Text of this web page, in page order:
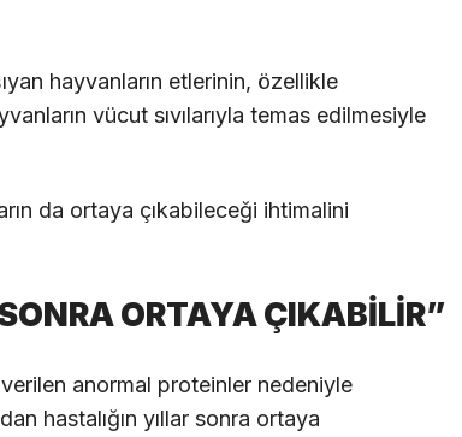
hayvanların etlerinin, özellikle
vücut sıvılarıyla temas edilmesiyle
da ortaya çıkabileceği ihtimalini
ORTAYA ÇIKABİLİR”
verilen anormal proteinler nedeniyle
hastalığın yıllar sonra ortaya